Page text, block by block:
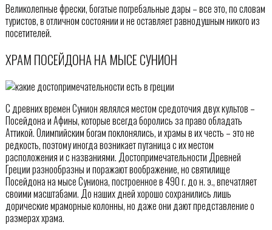
Великолепные фрески, богатые погребальные дары – все это, по словам
туристов, в отличном состоянии и не оставляет равнодушным никого из
посетителей.
ХРАМ ПОСЕЙДОНА НА МЫСЕ СУНИОН
С древних времен Сунион являлся местом средоточия двух культов –
Посейдона и Афины, которые всегда боролись за право обладать
Аттикой. Олимпийским богам поклонялись, и храмы в их честь – это не
редкость, поэтому иногда возникает путаница с их местом
расположения и с названиями. Достопримечательности Древней
Греции разнообразны и поражают воображение, но святилище
Посейдона на мысе Суниона, построенное в 490 г. до н. э., впечатляет
своими масштабами. До наших дней хорошо сохранились лишь
дорические мраморные колонны, но даже они дают представление о
размерах храма.